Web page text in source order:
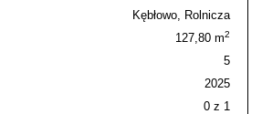
Kębłowo, Rolnicza
127,80 m2
5
2025
0 z 1